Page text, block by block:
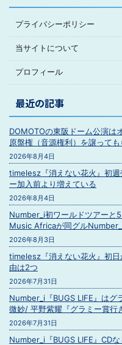
プライバシーポリシー
当サイトについて
プロフィール
最近の記事
DOMOTOの東阪ドーム公演は
原盤権（音源権利）を譲って
2026年8月4日
timelesz『消えない花火』初
ー加入前より増えている
2026年8月4日
Number_i初ワールドツアーと
Music Africaが同グル
2026年8月3日
timelesz『消えない花火』初
由は2つ
2026年7月31日
Number_i『BUGS LIFE』はグ
微妙/ 平野紫耀『グラミー賞行
2026年7月31日
Number_i『BUGS LIFE』CD